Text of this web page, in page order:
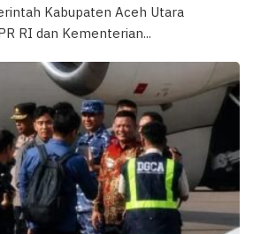
Kabupaten Aceh Utara
RI dan Kementerian...